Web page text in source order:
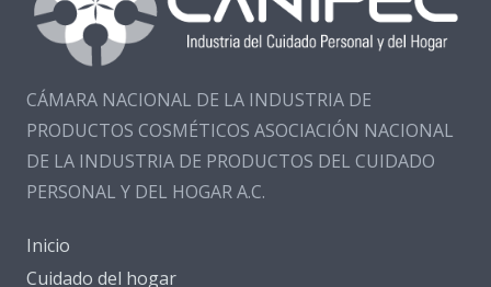
CÁMARA NACIONAL DE LA INDUSTRIA DE
PRODUCTOS COSMÉTICOS ASOCIACIÓN NACIONAL
DE LA INDUSTRIA DE PRODUCTOS DEL CUIDADO
PERSONAL Y DEL HOGAR A.C.
Inicio
Cuidado del hogar